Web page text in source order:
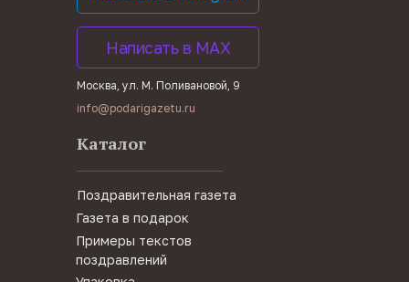
Москва, ул. М. Поливановой, 9
info@podarigazetu.ru
Каталог
Поздравительная газета
Газета в подарок
Примеры текстов
поздравлений
Написать в MAX